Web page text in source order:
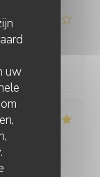
uw
/ Prijs
/ Prijs